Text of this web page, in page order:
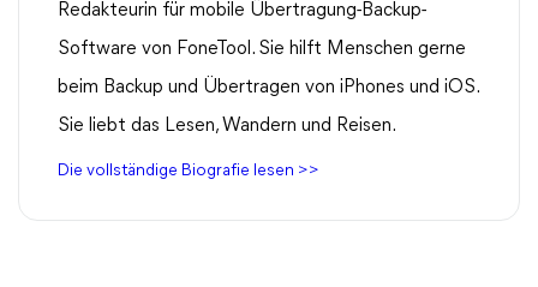
Redakteurin für mobile Übertragung-Backup-
Software von FoneTool. Sie hilft Menschen gerne
beim Backup und Übertragen von iPhones und iOS.
Sie liebt das Lesen, Wandern und Reisen.
Die vollständige Biografie lesen >>